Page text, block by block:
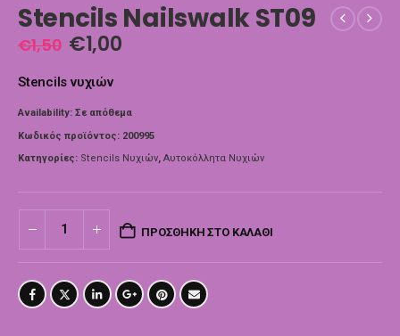
Stencils Nailswalk ST09
€1,50 €1,00
Stencils νυχιών
Availability: Σε απόθεμα
Κωδικός προϊόντος: 200995
Κατηγορίες: Stencils Νυχιών, Αυτοκόλλητα Νυχιών
ΠΡΟΣΘΉΚΗ ΣΤΟ ΚΑΛΆΘΙ